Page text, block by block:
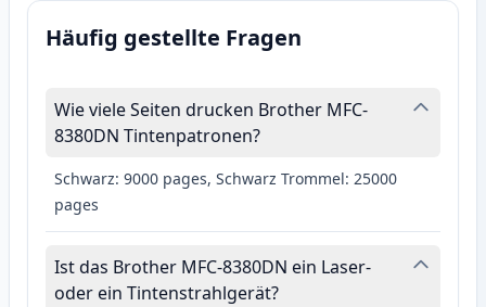
Häufig gestellte Fragen
Wie viele Seiten drucken Brother MFC-
8380DN Tintenpatronen?
Schwarz: 9000 pages, Schwarz Trommel: 25000
pages
Ist das Brother MFC-8380DN ein Laser-
oder ein Tintenstrahlgerät?